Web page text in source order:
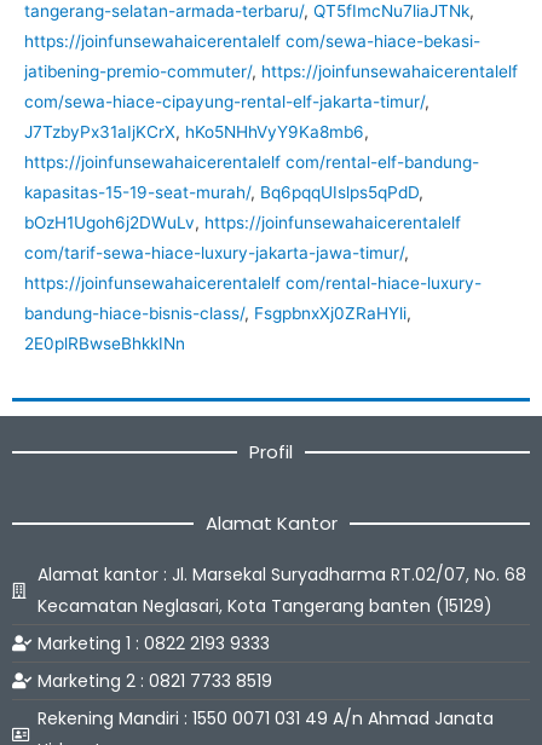
tangerang-selatan-armada-terbaru/, QT5fImcNu7liaJTNk,
https://joinfunsewahaicerentalelf com/sewa-hiace-bekasi-
jatibening-premio-commuter/, https://joinfunsewahaicerentalelf
com/sewa-hiace-cipayung-rental-elf-jakarta-timur/,
J7TzbyPx31aIjKCrX, hKo5NHhVyY9Ka8mb6,
https://joinfunsewahaicerentalelf com/rental-elf-bandung-
kapasitas-15-19-seat-murah/, Bq6pqqUIslps5qPdD,
bOzH1Ugoh6j2DWuLv, https://joinfunsewahaicerentalelf
com/tarif-sewa-hiace-luxury-jakarta-jawa-timur/,
https://joinfunsewahaicerentalelf com/rental-hiace-luxury-
bandung-hiace-bisnis-class/, FsgpbnxXj0ZRaHYli,
2E0plRBwseBhkkINn
Profil
Alamat Kantor
Alamat kantor : Jl. Marsekal Suryadharma RT.02/07, No. 68
Kecamatan Neglasari, Kota Tangerang banten (15129)
Marketing 1 : 0822 2193 9333
Marketing 2 : 0821 7733 8519
Rekening Mandiri : 1550 0071 031 49 A/n Ahmad Janata